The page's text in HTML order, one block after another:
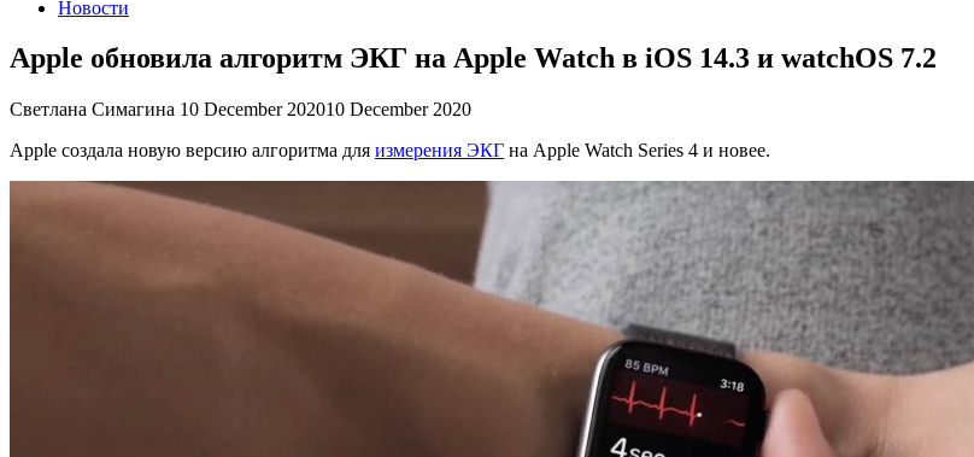
Новости
Apple обновила алгоритм ЭКГ на Apple Watch в iOS 14.3 и watchOS 7.2
Светлана Симагина 10 December 202010 December 2020
Apple создала новую версию алгоритма для измерения ЭКГ на Apple Watch Series 4 и новее.